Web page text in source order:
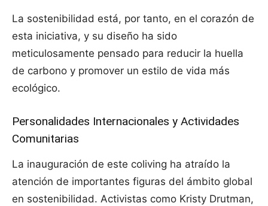
La sostenibilidad está, por tanto, en el corazón de
esta iniciativa, y su diseño ha sido
meticulosamente pensado para reducir la huella
de carbono y promover un estilo de vida más
ecológico.
Personalidades Internacionales y Actividades
Comunitarias
La inauguración de este coliving ha atraído la
atención de importantes figuras del ámbito global
en sostenibilidad. Activistas como Kristy Drutman,